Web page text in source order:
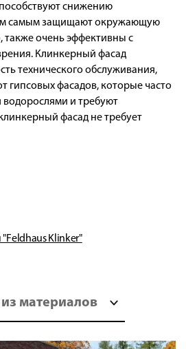
снижению
самым защищают окружающую
также очень эффективны с
Клинкерный фасад
технического обслуживания,
гипсовых фасадов, которые часто
водорослями и требуют
фасад не требует
"Feldhaus Klinker"
материалов